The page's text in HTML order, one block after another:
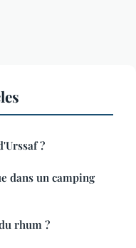
?
dans un camping
rhum ?